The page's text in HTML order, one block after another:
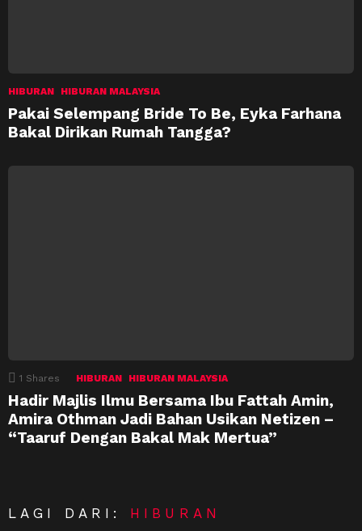
HIBURAN HIBURAN MALAYSIA
Pakai Selempang Bride To Be, Eyka Farhana
Bakal Dirikan Rumah Tangga?
1 Shares HIBURAN HIBURAN MALAYSIA
Hadir Majlis Ilmu Bersama Ibu Fattah Amin,
Amira Othman Jadi Bahan Usikan Netizen –
“Taaruf Dengan Bakal Mak Mertua”
LAGI DARI: HIBURAN